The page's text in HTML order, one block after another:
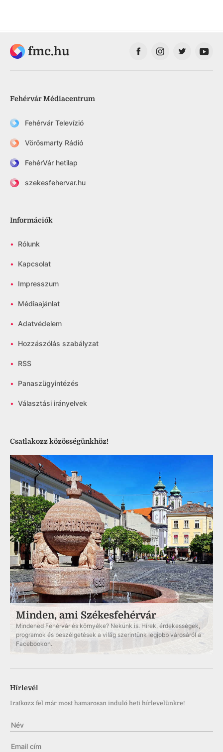
fmc.hu
Fehérvár Médiacentrum
Fehérvár Televízió
Vörösmarty Rádió
FehérVár hetilap
szekesfehervar.hu
Információk
• Rólunk
• Kapcsolat
• Impresszum
• Médiaajánlat
• Adatvédelem
• Hozzászólás szabályzat
• RSS
• Panaszügyintézés
• Választási irányelvek
Csatlakozz közösségünkhöz!
Minden, ami Székesfehérvár
Mindened Fehérvár és környéke? Nekünk is. Hírek, érdekességek,
programok és beszélgetések a világ szerintünk legjobb városáról a
Facebookon.
Hírlevél
Iratkozz fel már most hamarosan induló heti hírlevelünkre!